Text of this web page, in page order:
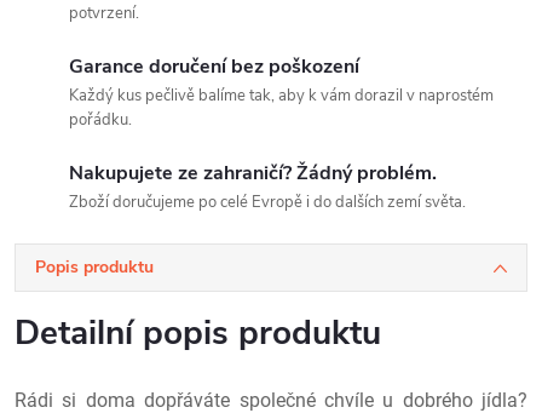
potvrzení.
Garance doručení bez poškození
Každý kus pečlivě balíme tak, aby k vám dorazil v naprostém
pořádku.
Nakupujete ze zahraničí? Žádný problém.
Zboží doručujeme po celé Evropě i do dalších zemí světa.
Popis produktu
Detailní popis produktu
Rádi si doma dopřáváte společné chvíle u dobrého jídla?